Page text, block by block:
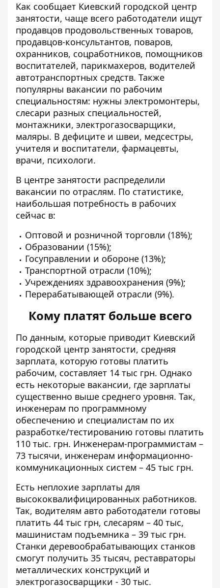
Как сообщает Киевский городской центр
занятости, чаще всего работодатели ищут
продавцов продовольственных товаров,
продавцов-консультантов, поваров,
охранников, соцработников, помощников
воспитателей, парикмахеров, водителей
автотранспортных средств. Также
популярны вакансии по рабочим
специальностям: нужны электромонтеры,
слесари разных специальностей,
монтажники, электрогазосварщики,
маляры. В дефиците и швеи, медсестры,
учителя и воспитатели, фармацевты,
врачи, психологи.
В центре занятости распределили
вакансии по отраслям. По статистике,
наибольшая потребность в рабочих
сейчас в:
Оптовой и розничной торговли (18%);
Образовании (15%);
Госуправлении и обороне (13%);
Транспортной отрасли (10%);
Учреждениях здравоохранения (9%);
Перерабатывающей отрасли (9%).
Кому платят больше всего
По данным, которые приводит Киевский
городской центр занятости, средняя
зарплата, которую готовы платить
рабочим, составляет 14 тыс грн. Однако
есть некоторые вакансии, где зарплаты
существенно выше среднего уровня. Так,
инженерам по программному
обеспечению и специалистам по их
разработке/тестированию готовы платить
110 тыс. грн. Инженерам-программистам –
73 тысячи, инженерам информационно-
коммуникационных систем – 45 тыс грн.
Есть неплохие зарплаты для
высококвалифицированных работников.
Так, водителям авто работодатели готовы
платить 44 тыс грн, слесарям – 40 тыс,
машинистам подъемника – 39 тыс грн.
Станки деревообрабатывающих станков
смогут получить 35 тысяч, реставраторы
металлических конструкций и
электрогазосварщики - 30 тыс.